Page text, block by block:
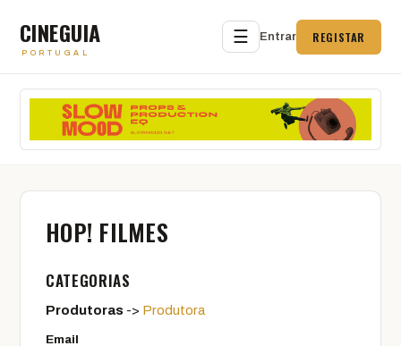
CINEGUIA
PORTUGAL
☰ Entrar REGISTAR
HOP! FILMES
CATEGORIAS
Produtoras -> Produtora
Email